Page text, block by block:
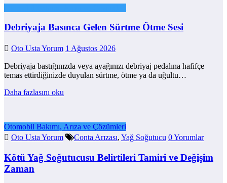
Debriyaja Basınca Gelen Sürtme Ötme Sesi
Oto Usta Yorum 1 Ağustos 2026
Debriyaja bastığınızda veya ayağınızı debriyaj pedalına hafifçe
temas ettirdiğinizde duyulan sürtme, ötme ya da uğultu…
Daha fazlasını oku
Otomobil Bakımı, Arıza ve Çözümleri
Oto Usta Yorum
Conta Arızası, Yağ Soğutucu 0 Yorumlar
Kötü Yağ Soğutucusu Belirtileri Tamiri ve Değişim
Zaman